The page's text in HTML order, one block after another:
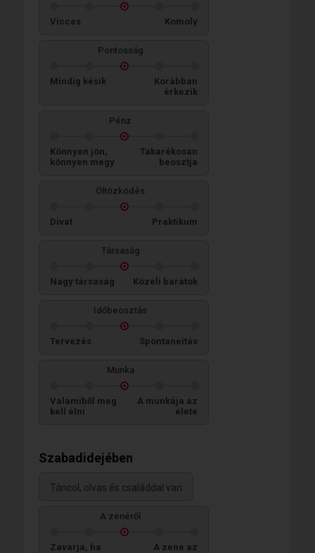
Vicces Komoly
Pontosság
Mindig késik
Korábban
érkezik
Pénz
Könnyen jön,
könnyen megy
Takarékosan
beosztja
Öltözködés
Divat Praktikum
Társaság
Nagy társaság Közeli barátok
Időbeosztás
Tervezés Spontaneitás
Munka
Valamiből meg
kell élni
A munkája az
élete
Szabadidejében
Táncol, olvas és családdal van
A zenéről
Zavarja, ha
A zene az